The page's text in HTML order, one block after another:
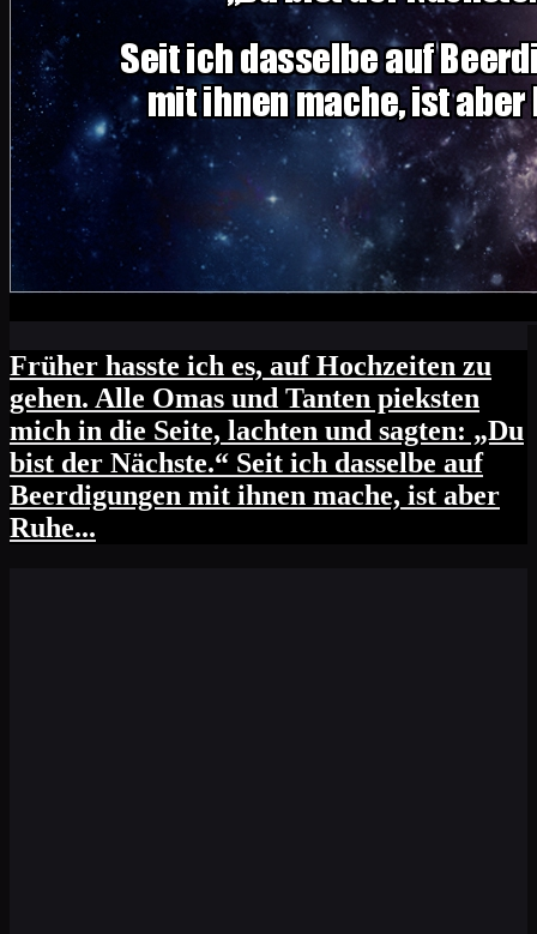
Früher hasste ich es, auf Hochzeiten zu
gehen. Alle Omas und Tanten pieksten
mich in die Seite, lachten und sagten: „Du
bist der Nächste.“ Seit ich dasselbe auf
Beerdigungen mit ihnen mache, ist aber
Ruhe...